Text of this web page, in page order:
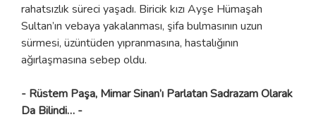
rahatsızlık süreci yaşadı. Biricik kızı Ayşe Hümaşah
Sultan’ın vebaya yakalanması, şifa bulmasının uzun
sürmesi, üzüntüden yıpranmasına, hastalığının
ağırlaşmasına sebep oldu.
- Rüstem Paşa, Mimar Sinan’ı Parlatan Sadrazam Olarak
Da Bilindi… -